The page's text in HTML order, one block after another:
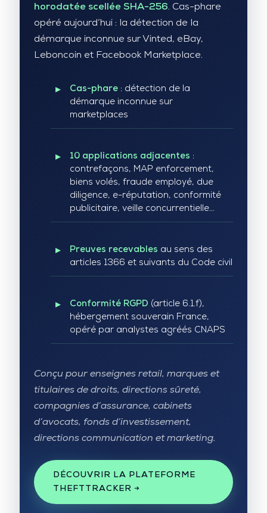
horodatée scellée SHA-256. Cas-phare
opéré aujourd’hui : la détection de la
démarque inconnue sur Vinted, eBay,
Leboncoin et Facebook Marketplace.
Cas-phare: détection de la
démarque inconnue sur
marketplaces
10 applications adjacentes :
contrefaçons, MAP enforcement,
biens volés, fraude employé, due
diligence, e-réputation, conformité
publicitaire, veille concurrentielle…
Preuves recevables au sens des
articles 1366 et suivants du Code civil
Conformité RGPD (article 6.1.f),
hébergement souverain France,
opéré par analystes agréés CNAPS
Conçu pour enseignes retail, marques et
titulaires de droits, directions sûreté,
compagnies d’assurance, cabinets
d’avocats, fonds d’investissement,
directions communication et marketing.
DÉCOUVRIR LA PLATEFORME
THEFTTRACKER →